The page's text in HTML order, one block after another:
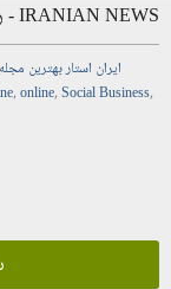
IRANIAN NEWS - رسانه ایرانیان
ایران استاربهترین مجله
,online,Social Business,